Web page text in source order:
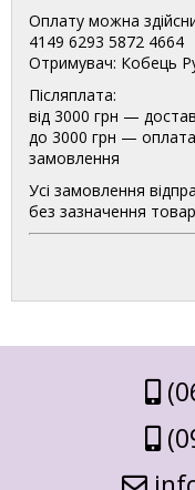
Оплату можна
4149 6293 5872 4664
Отримувач: Кобець
Післяплата:
від 3000 грн —
до 3000 грн — оплата
замовлення
Усі замовлення
без зазначення